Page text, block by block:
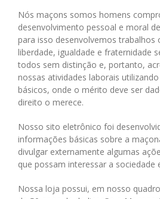
Nós maçons somos homens
desenvolvimento pessoal e moral
para isso desenvolvemos trabalhos
liberdade, igualdade e fraternidade
todos sem distinção e, portanto,
nossas atividades laborais
básicos, onde o mérito deve ser
direito o merece.
Nosso sito eletrônico foi
informações básicas sobre a
divulgar externamente algumas
que possam interessar a sociedade
Nossa loja possui, em nosso